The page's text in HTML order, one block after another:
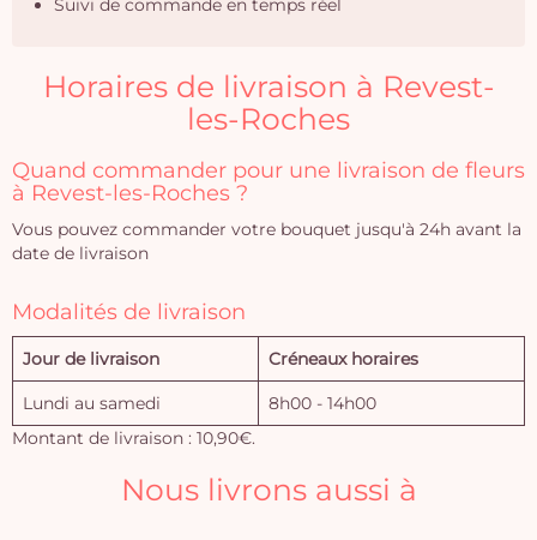
Suivi de commande en temps réel
Horaires de livraison à Revest-
les-Roches
Quand commander pour une livraison de fleurs
à Revest-les-Roches ?
Vous pouvez commander votre bouquet jusqu'à 24h avant la
date de livraison
Modalités de livraison
Jour de livraison Créneaux horaires
Lundi au samedi
8h00 - 14h00
Montant de livraison : 10,90€.
Nous livrons aussi à